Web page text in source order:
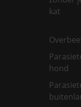
kat
hond